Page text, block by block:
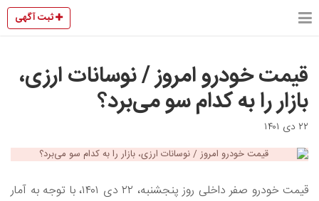
ثبت آگهی
قیمت خودرو امروز / نوسانات ارزی،
بازار را به کدام سو می‌برد؟
۲۲ دی ۱۴۰۱
قیمت خودرو صفر داخلی روز پنجشنبه، ۲۲ دی ۱۴۰۱، با توجه به آمار